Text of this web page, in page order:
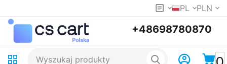
PL PLN
+48698780870
0